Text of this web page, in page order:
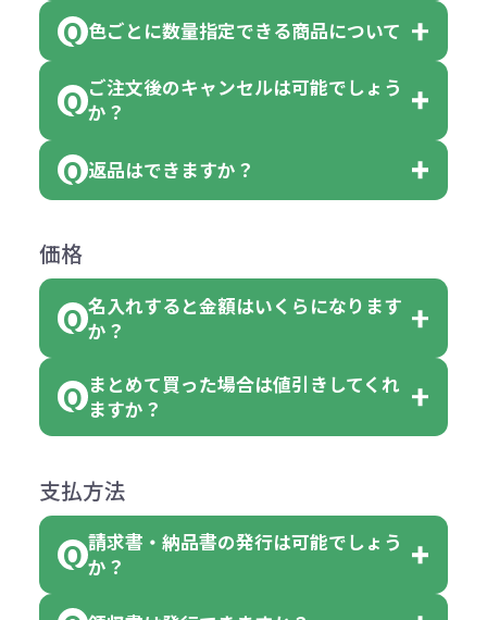
ります。
【例】注文可能数が100個の場合
は、100個以上でしたら、何個でも
可能です。
ている商品は、色指定不可となって
ん。
但し、ロゴなど名入れ印刷をされる
費用）
色指定できる商品もございますが商
品の詳細に「色・柄 取り混ぜ」のラ
ベルや商品画像に「〇色取混ぜ」な
ては色指定が出来ません。
れ等分で100個ずつ入って参ります。
（割り切れない場合は数個単位で前
色指定できる商品に付きましては商
品詳細の購入の所で色が選べるよう
になっております。
色ごとに数量指定できる商品について
「選べる本体色」のラベルが付いて
す。
い。
例えば…
クエアトート」を300個注文した場
クエアトート」は10個単位でしたら
色を指定出来るので、ピンクを100
個、ブルーを90個、イエローを110
ご注文後のキャンセルは可能でしょう
か？
お客様都合でのキャンセルは、制作
がございます。
ご注文の際は、十分にご確認・ご検
返品はできますか？
めご了承ください。
ただし下記の場合は承っております
●初期不良または不良品（破損、故
障）の場合
合
●名入れ、オリジナルの内容が異な
っていた場合
価格
名入れすると金額はいくらになります
か？
名入れありの場合の代金の計算方法
は下記の通りです。
計算例：
＜1色印刷の場合＞
（提供価格（商品代）+名入れ費用
まとめて買った場合は値引きしてくれ
ますか？
商品によりますが、お見積もりさせ
ていただきます。
見積もりサポートから個別でお問い
支払方法
請求書・納品書の発行は可能でしょう
か？